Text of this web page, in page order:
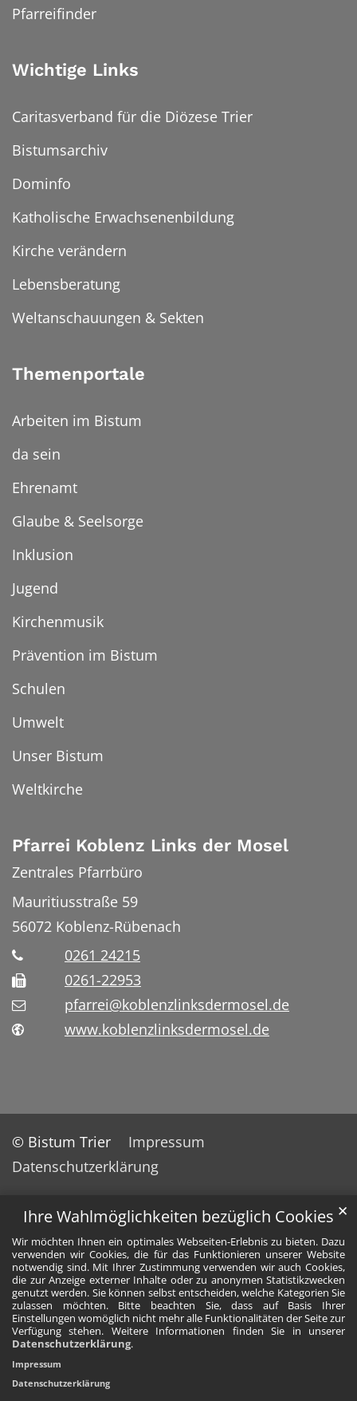
Ihre Wahlmöglichkeiten bezüglich Cookies
Wir möchten Ihnen ein optimales Webseiten-Erlebnis zu bieten. Dazu
verwenden wir Cookies, die für das Funktionieren unserer Website
notwendig sind. Mit Ihrer Zustimmung verwenden wir auch Cookies,
die zur Anzeige externer Inhalte oder zu anonymen Statistikzwecken
genutzt werden. Sie können selbst entscheiden, welche Kategorien Sie
zulassen möchten. Bitte beachten Sie, dass auf Basis Ihrer
Einstellungen womöglich nicht mehr alle Funktionalitäten der Seite zur
Verfügung stehen. Weitere Informationen finden Sie in unserer
Datenschutzerklärung.
✕
Impressum
Datenschutzerklärung
Pfarreifinder
Wichtige Links
Caritasverband für die Diözese Trier
Bistumsarchiv
Dominfo
Katholische Erwachsenenbildung
Kirche verändern
Lebensberatung
Weltanschauungen & Sekten
Themenportale
Arbeiten im Bistum
da sein
Ehrenamt
Glaube & Seelsorge
Inklusion
Jugend
Kirchenmusik
Prävention im Bistum
Schulen
Umwelt
Unser Bistum
Weltkirche
Pfarrei Koblenz Links der Mosel
Zentrales Pfarrbüro
Mauritiusstraße 59
56072 Koblenz-Rübenach
0261 24215
0261-22953
pfarrei@koblenzlinksdermosel.de
www.koblenzlinksdermosel.de
© Bistum Trier
Impressum
Datenschutzerklärung